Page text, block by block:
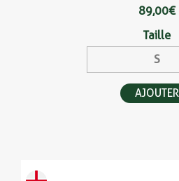
89,00 €
Taille
AJOUTER